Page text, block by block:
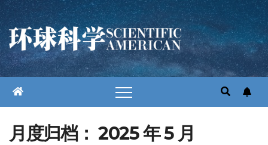
跳
至
内
容
月度归档： 2025 年 5 月